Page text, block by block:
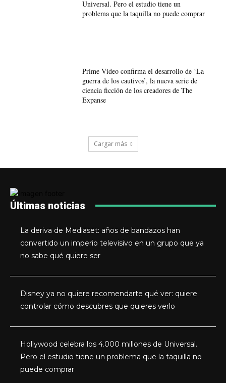
Universal. Pero el estudio tiene un
problema que la taquilla no puede comprar
Prime Video confirma el desarrollo de ‘La
guerra de los cautivos’, la nueva serie de
ciencia ficción de los creadores de The
Expanse
Cargar más
Últimas noticias
La deriva de Mediaset: años de bandazos han
convertido un imperio televisivo en un grupo que ya
no sabe qué quiere ser
Disney ya no quiere recomendarte qué ver: quiere
controlar cómo descubres que quieres verlo
Hollywood celebra los 4.000 millones de Universal.
Pero el estudio tiene un problema que la taquilla no
puede comprar